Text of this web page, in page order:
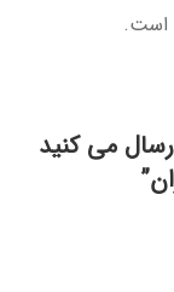
است.
می کنید